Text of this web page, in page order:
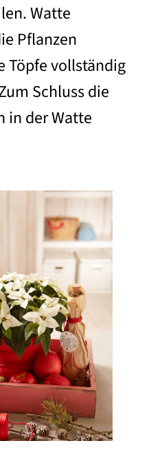
Watte
Pflanzen
Töpfe vollständig
Schluss die
in der Watte